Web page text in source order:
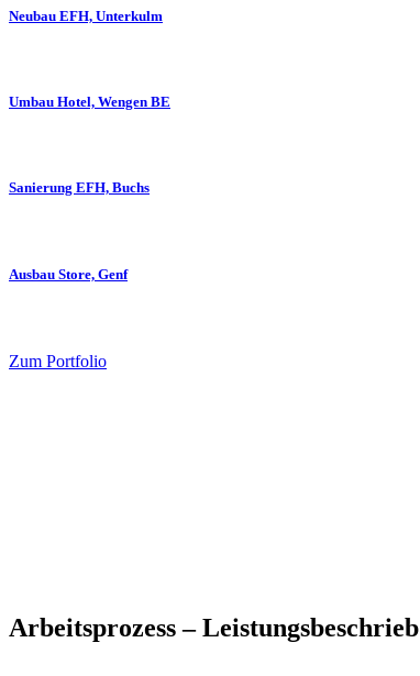
Neubau EFH, Unterkulm
Umbau Hotel, Wengen BE
Sanierung EFH, Buchs
Ausbau Store, Genf
Zum Portfolio
Arbeitsprozess – Leistungsbeschrieb